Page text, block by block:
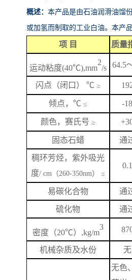
概述： 本产品是由石油润滑油馏
或加氢而制取的工业白油。本产
项 目 质量
运动粘度(40℃),mm
2
/s 64.5
闪 点 （闭口） ℃ ≥
倾点， ℃ ≤ -18
颜色，赛氏号 ≥ +3
固态石蜡 通
稠环芳烃，紫外吸光
度/ cm（260-350nm） ≤
0.1
易碳化合物 通
硫化物 通
密度（20℃）,kg/m
3
机械杂质及水份 无
无色